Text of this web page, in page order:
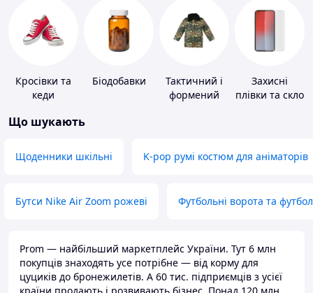
Кросівки та
кеди
Біодобавки
Тактичний і
формений
Захисні
плівки та скло
Що шукають
Щоденники шкільні K-pop румі костюм для аніматорів
Бутси Nike Air Zoom рожеві Футбольні ворота та
Prom — найбільший маркетплейс України. Тут 6 млн
покупців знаходять усе потрібне — від корму для
цуциків до бронежилетів. А 60 тис. підприємців з усієї